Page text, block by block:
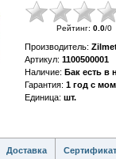
Рейтинг: 0.0/0
Производитель:
Артикул: 1100500001
Наличие: Бак есть в
Гарантия: 1 год с
Единица: шт.
Доставка Сертификат